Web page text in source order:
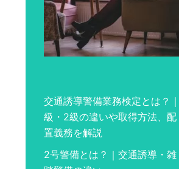
交通誘導警備業務検定とは？
級・2級の違いや取得方法、配
置義務を解説
2号警備とは？｜交通誘導・雑